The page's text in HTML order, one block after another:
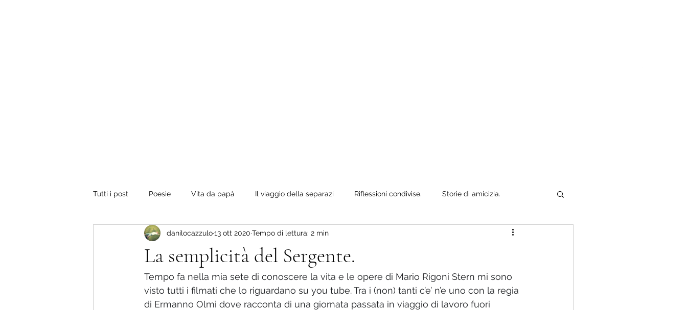
Tutti i post Poesie Vita da papà Il viaggio della separazi Riflessioni condivise. Storie di amicizia.
Più amore che dolore ! La nuova scuola Il mio Altopiano. La famiglia rinnovata
Storie di vita.
La semplicità del Sergente.
danilocazzulo13 ott 2020 Tempo di lettura: 2 min
Tempo fa nella mia sete di conoscere la vita e le opere di Mario Rigoni Stern mi sono
visto tutti i filmati che lo riguardano su you tube. Tra i (non) tanti c’e’ n’e uno con la regia
di Ermanno Olmi dove racconta di una giornata passata in viaggio di lavoro fuori